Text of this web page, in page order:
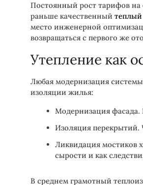
Постоянный рост тарифов на
раньше качественный
место инженерной
возвращаться с первого же
Утепление как
Любая модернизация
изоляции жилья:
Модернизация
Изоляция перекрытий.
Ликвидация мостиков
сырости и как
В среднем грамотный